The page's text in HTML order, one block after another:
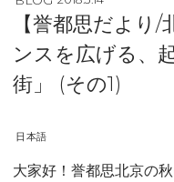
【誉都思だより
ンスを広げる、
街」 (その1)
日本語
大家好！誉都思北京の秋